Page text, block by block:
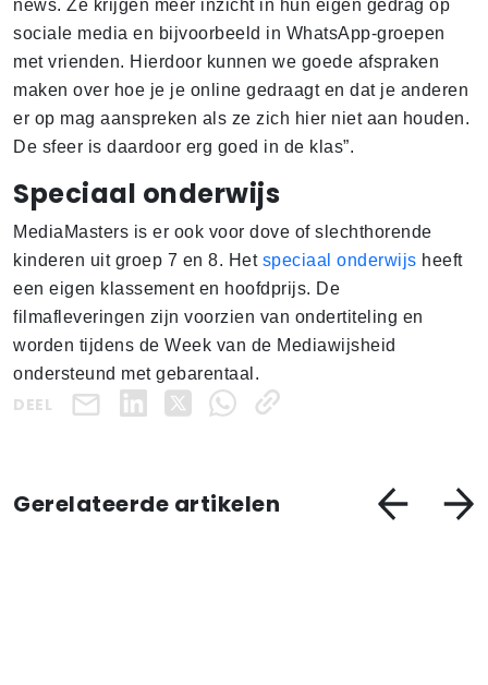
news. Ze krijgen meer inzicht in hun eigen gedrag op
sociale media en bijvoorbeeld in WhatsApp-groepen
met vrienden. Hierdoor kunnen we goede afspraken
maken over hoe je je online gedraagt en dat je anderen
er op mag aanspreken als ze zich hier niet aan houden.
De sfeer is daardoor erg goed in de klas”.
Speciaal onderwijs
MediaMasters is er ook voor dove of slechthorende
kinderen uit groep 7 en 8. Het speciaal onderwijs heeft
een eigen klassement en hoofdprijs. De
filmafleveringen zijn voorzien van ondertiteling en
worden tijdens de Week van de Mediawijsheid
ondersteund met gebarentaal.
DEEL
Gerelateerde artikelen